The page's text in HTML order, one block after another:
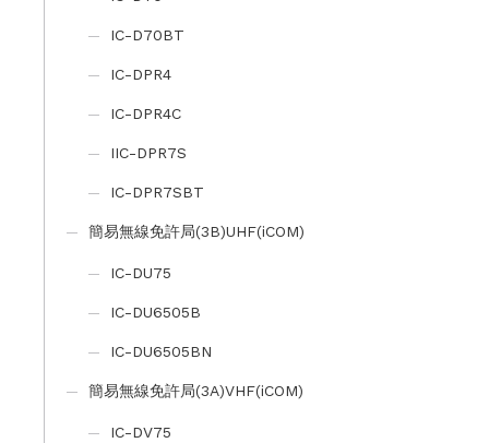
IC-D70BT
IC-DPR4
IC-DPR4C
IIC-DPR7S
IC-DPR7SBT
簡易無線免許局(3B)UHF(iCOM)
IC-DU75
IC-DU6505B
IC-DU6505BN
簡易無線免許局(3A)VHF(iCOM)
IC-DV75